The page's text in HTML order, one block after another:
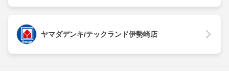
ヤマダデンキ/テックランド伊勢崎店